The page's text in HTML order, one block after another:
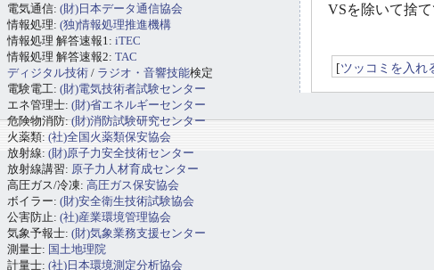
VSを除いて捨
[ツッコミを入れ
電気通信: (財)日本データ通信協会
情報処理: (独)情報処理推進機構
情報処理 解答速報1: iTEC
情報処理 解答速報2: TAC
ディジタル技術 / ラジオ・音響技能検定
電験電工: (財)電気技術者試験センター
エネ管理士: (財)省エネルギーセンター
危険物消防:(財)消防試験研究センター
火薬類: (社)全国火薬類保安協会
放射線: (財)原子力安全技術センター
放射線講習: 原子力人材育成センター
高圧ガス/冷凍: 高圧ガス保安協会
ボイラー: (財)安全衛生技術試験協会
公害防止: (社)産業環境管理協会
気象予報士: (財)気象業務支援センター
測量士: 国土地理院
計量士: (社)日本環境測定分析協会